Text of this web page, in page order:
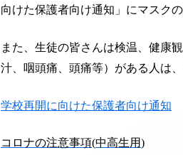
向けた保護者向け通知」にマスク
また、生徒の皆さんは検温、健康
汁、咽頭痛、頭痛等）がある人は
学校再開に向けた保護者向け通知
コロナの注意事項(中高生用)